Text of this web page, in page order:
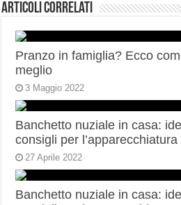
Articoli correlati
Pranzo in famiglia? Ecco
meglio
3 Maggio 2022
Banchetto nuziale in casa:
consigli per
27 Aprile 2022
Banchetto nuziale in casa: